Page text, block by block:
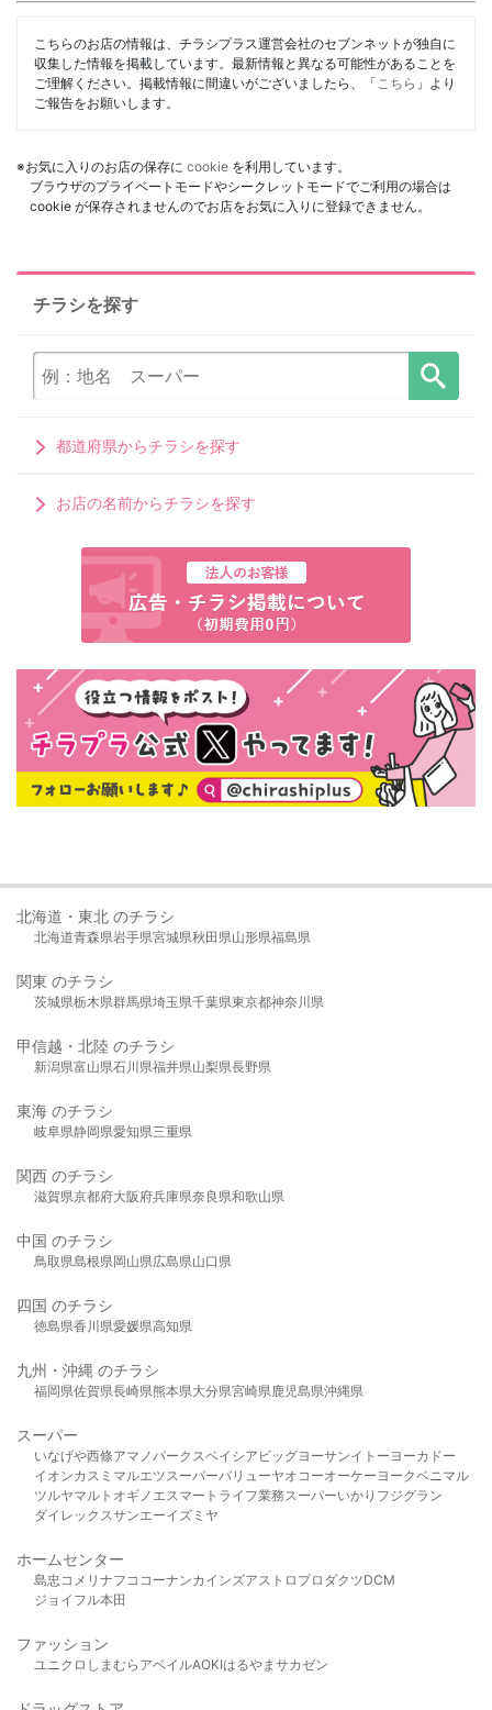
こちらのお店の情報は、チラシプラス運営会社のセブンネットが独自に
収集した情報を掲載しています。最新情報と異なる可能性があることを
ご理解ください。掲載情報に間違いがございましたら、「 こちら 」より
ご報告をお願いします。
※お気に入りのお店の保存に cookie を利用しています。
ブラウザのプライベートモードやシークレットモードでご利用の場合は
cookie が保存されませんのでお店をお気に入りに登録できません。
チラシを探す
都道府県からチラシを探す
お店の名前からチラシを探す
北海道・東北 のチラシ
北海道青森県岩手県宮城県秋田県山形県福島県
関東 のチラシ
茨城県栃木県群馬県埼玉県千葉県東京都神奈川県
甲信越・北陸 のチラシ
新潟県富山県石川県福井県山梨県長野県
東海 のチラシ
岐阜県静岡県愛知県三重県
関西 のチラシ
滋賀県京都府大阪府兵庫県奈良県和歌山県
中国 のチラシ
鳥取県島根県岡山県広島県山口県
四国 のチラシ
徳島県香川県愛媛県高知県
九州・沖縄 のチラシ
福岡県佐賀県長崎県熊本県大分県宮崎県鹿児島県沖縄県
スーパー
いなげや西條アマノパークスベイシア ビッグヨーサンイトーヨーカドー
イオンカスミ マルエツスーパーバリューヤオコーオーケー ヨークベニマル
ツルヤマルト オギノ エスマート ライフ業務スーパーいかり フジグラン
ダイレックスサンエーイズミヤ
ホームセンター
島忠 コメリ ナフコ コーナンカインズアストロプロダクツDCM
ジョイフル本田
ファッション
ユニクロ しまむら アベイルAOKIはるやま サカゼン